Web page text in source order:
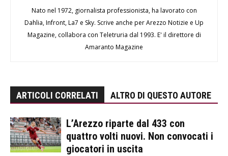
Nato nel 1972, giornalista professionista, ha lavorato con
Dahlia, Infront, La7 e Sky. Scrive anche per Arezzo Notizie e Up
Magazine, collabora con Teletruria dal 1993. E' il direttore di
Amaranto Magazine
ARTICOLI CORRELATI ALTRO DI QUESTO AUTORE
L’Arezzo riparte dal 433 con
quattro volti nuovi. Non convocati i
giocatori in uscita